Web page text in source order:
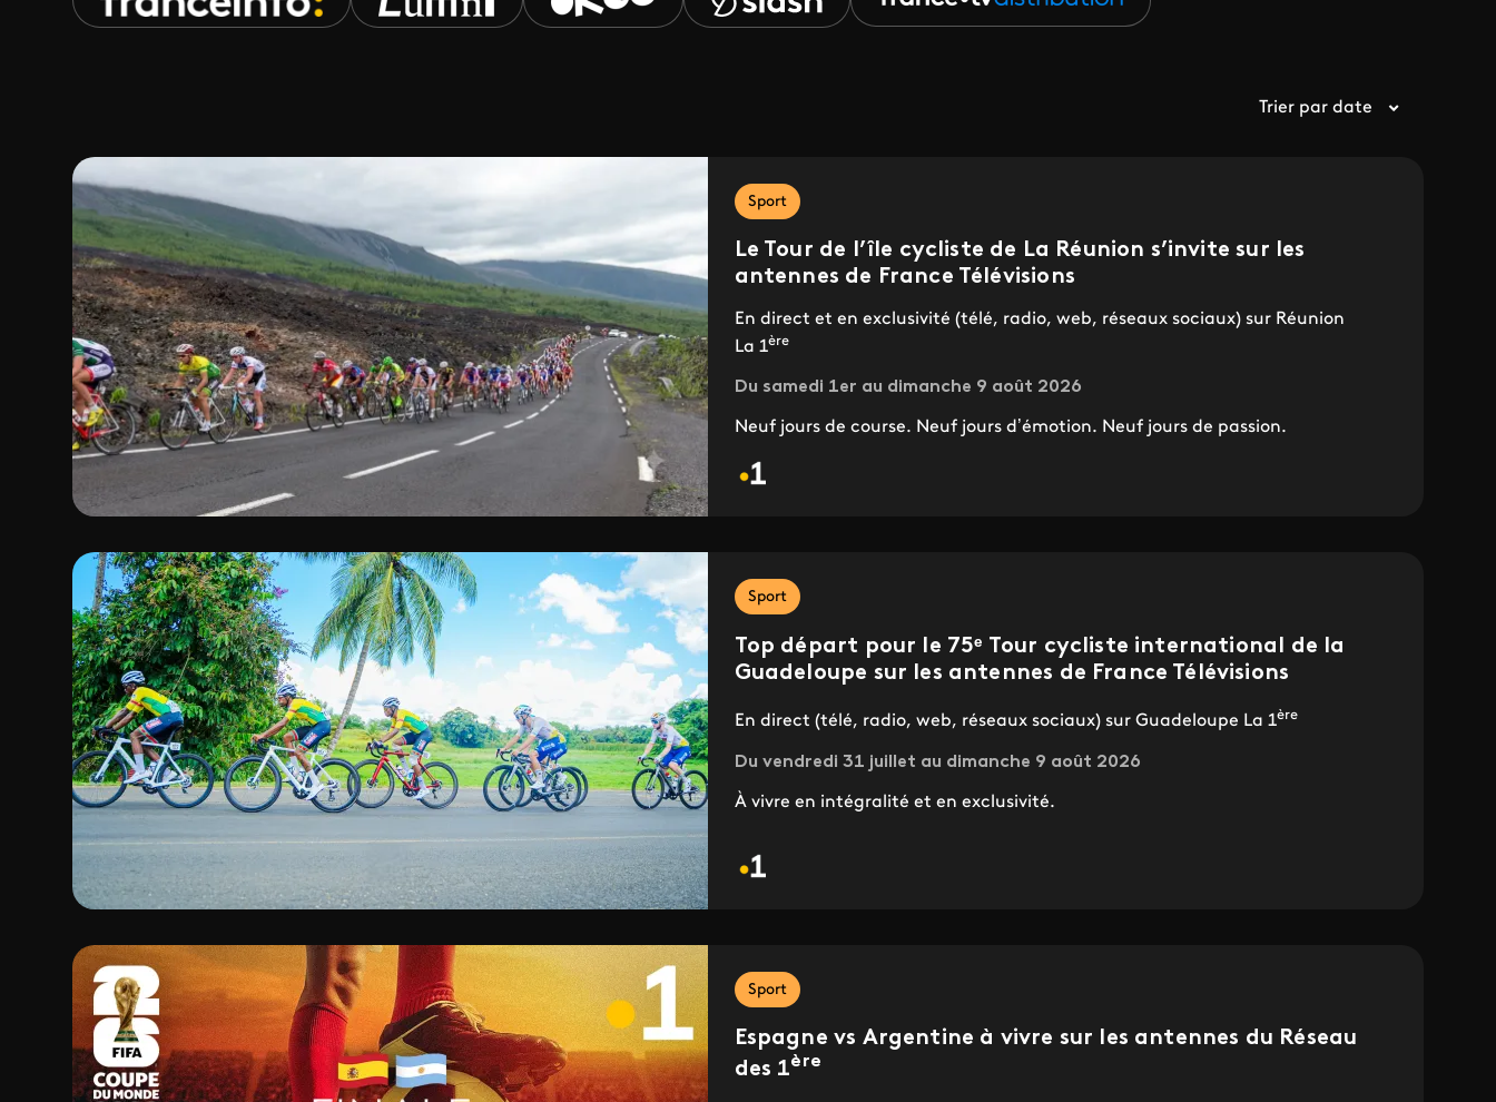
Trier par date
Sport
Le Tour de l’île cycliste de La Réunion s’invite sur les
antennes de France Télévisions
En direct et en exclusivité (télé, radio, web, réseaux sociaux) sur Réunion
La 1ère
Du samedi 1er au dimanche 9 août 2026
Neuf jours de course. Neuf jours d’émotion. Neuf jours de passion.
Sport
Top départ pour le 75ᵉ Tour cycliste international de la
Guadeloupe sur les antennes de France Télévisions
En direct (télé, radio, web, réseaux sociaux) sur Guadeloupe La 1ère
Du vendredi 31 juillet au dimanche 9 août 2026
À vivre en intégralité et en exclusivité.
Sport
Espagne vs Argentine à vivre sur les antennes du Réseau
des 1ère